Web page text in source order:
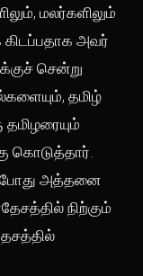
மலர்களிலும்
கிடப்பதாக அவர்
சென்று
தமிழ்
கொடுத்தார்.
அத்தனை
நிற்கும்